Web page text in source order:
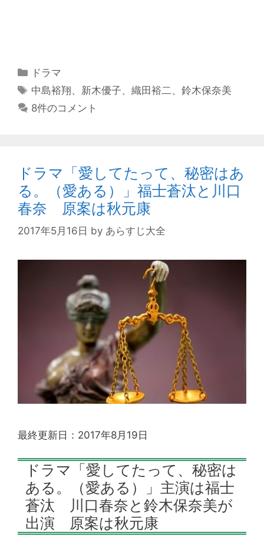
カ
テ
リ
ドラマ
タ
グ
中島裕翔、 新木優子、織田裕二 、鈴木保奈美
8件のコメント
ドラマ「愛してたって、秘密はあ
る。（愛ある）」福士蒼汰と川口
春奈 原案は秋元康
2017年5月16日 by あらすじ大全
最終更新日：2017年8月19日
ドラマ「愛してたって、秘密は
ある。（愛ある）」主演は福士
蒼汰 川口春奈と鈴木保奈美が
出演 原案は秋元康